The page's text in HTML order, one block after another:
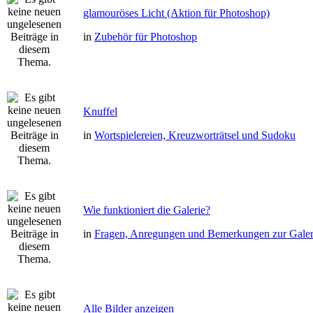
glamouröses Licht (Aktion für Photoshop)
in Zubehör für Photoshop
Knuffel
in Wortspielereien, Kreuzworträtsel und Sudoku
Wie funktioniert die Galerie?
in Fragen, Anregungen und Bemerkungen zur
Alle Bilder anzeigen